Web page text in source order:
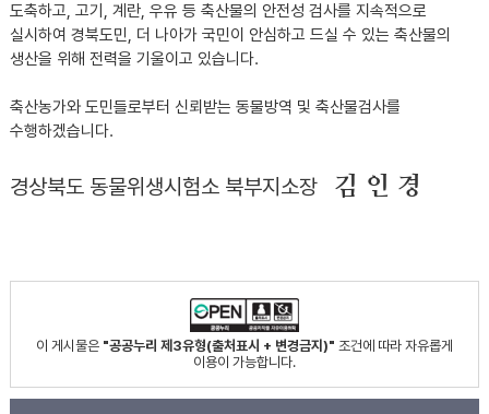
도축하고, 고기, 계란, 우유 등 축산물의 안전성 검사를 지속적으로
실시하여 경북도민, 더 나아가 국민이 안심하고 드실 수 있는 축산물의
생산을 위해 전력을 기울이고 있습니다.
축산농가와 도민들로부터 신뢰받는 동물방역 및 축산물검사를
수행하겠습니다.
경상북도 동물위생시험소 북부지소장 김 인 경
이 게시물은 "공공누리 제3유형(출처표시 + 변경금지)" 조건에 따라 자유롭게
이용이 가능합니다.